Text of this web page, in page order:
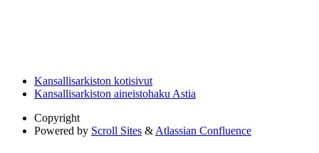
Kansallisarkiston kotisivut
Kansallisarkiston aineistohaku Astia
Copyright
Powered by Scroll Sites & Atlassian Confluence